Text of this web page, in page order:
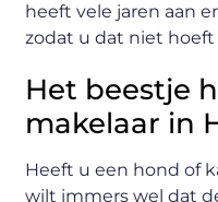
heeft vele jaren aan
zodat u dat niet hoeft
Het beestje
makelaar in
Heeft u een hond of
wilt immers wel dat